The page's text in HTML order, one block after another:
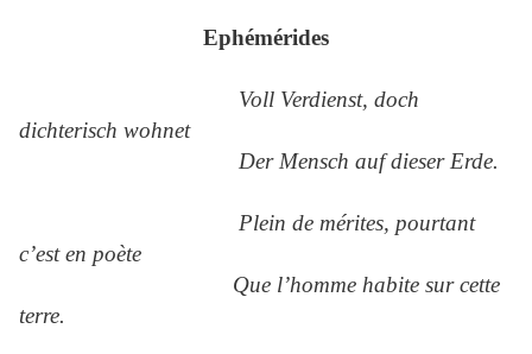
Ephémérides
Voll Verdienst, doch
dichterisch wohnet
Der Mensch auf dieser Erde.
Plein de mérites, pourtant
c’est en poète
Que l’homme habite sur cette
terre.